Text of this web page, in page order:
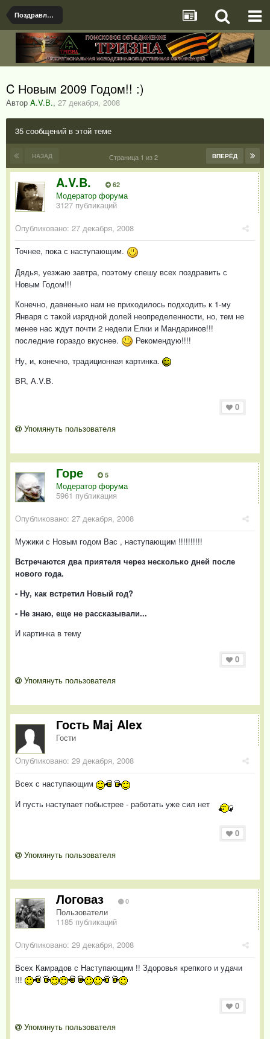
Поздравления!!!
C Новым 2009 Годом!! :)
Автор A.V.B., 27 декабря, 2008
35 сообщений в этой теме
НАЗАД ВПЕРЁД
Страница 1 из 2
A.V.B. 62
Модератор форума
3127 публикаций
Опубликовано: 27 декабря, 2008
Точнее, пока с наступающим.
Дядья, уезжаю завтра, поэтому спешу всех поздравить с
Новым Годом!!!
Конечно, давненько нам не приходилось подходить к 1-му
Января с такой изрядной долей неопределенности, но, тем не
менее нас ждут почти 2 недели Елки и Мандаринов!!!
последние гораздо вкуснее.
Рекомендую!!!!
Ну, и, конечно, традиционная картинка.
BR, A.V.B.
0
Упомянуть пользователя
Горе 5
Модератор форума
5961 публикация
Опубликовано: 27 декабря, 2008
Мужики с Новым годом Вас , наступающим !!!!!!!!!!
Встречаются два приятеля через несколько дней после
нового года.
- Ну, как встретил Новый год?
- Не знаю, еще не рассказывали...
И картинка в тему
0
Упомянуть пользователя
Гость Maj Alex
Гости
Опубликовано: 29 декабря, 2008
Всех с наступающим
И пусть наступает побыстрее - работать уже сил нет
0
Упомянуть пользователя
Логоваз 0
Пользователи
1185 публикаций
Опубликовано: 29 декабря, 2008
Всех Камрадов с Наступающим !! Здоровья крепкого и удачи
!!!
0
Упомянуть пользователя